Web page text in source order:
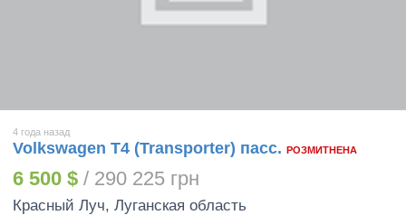
4 года назад
Volkswagen T4 (Transporter) пасс. РОЗМИТНЕНА
6 500 $ / 290 225 грн
Красный Луч, Луганская область